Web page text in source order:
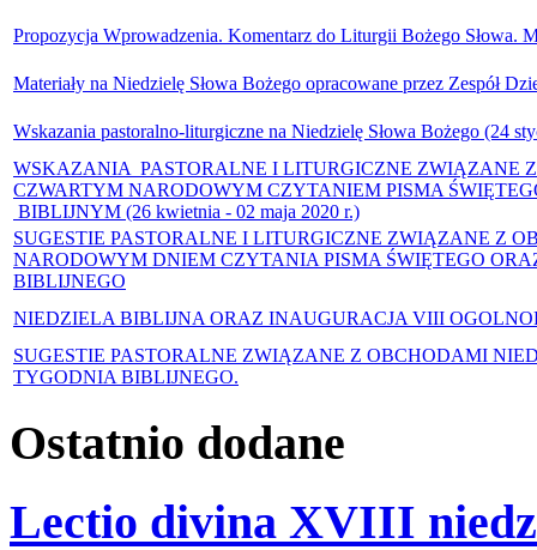
Propozycja Wprowadzenia. Komentarz do Liturgii Bożego Słowa.
Materiały na Niedzielę Słowa Bożego opracowane przez Zespół
Wskazania pastoralno-liturgiczne na Niedzielę Słowa Bożego (24
WSKAZANIA PASTORALNE I LITURGICZNE ZWIĄZANE
CZWARTYM NARODOWYM CZYTANIEM PISMA
BIBLIJNYM (26 kwietnia - 02 maja 2020 r.)
SUGESTIE PASTORALNE I LITURGICZNE ZWIĄZANE Z
NARODOWYM DNIEM CZYTANIA PISMA ŚWIĘTEGO
BIBLIJNEGO
NIEDZIELA BIBLIJNA ORAZ INAUGURACJA VIII
SUGESTIE PASTORALNE ZWIĄZANE Z OBCHODAMI
TYGODNIA BIBLIJNEGO.
Ostatnio dodane
Lectio divina XVIII